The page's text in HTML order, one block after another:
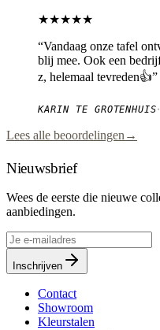
★★★★★
“Vandaag onze tafel
blij mee. Ook een
z, helemaal tevreden👍”
KARIN TE GROTENHUIS
Lees alle beoordelingen→
Nieuwsbrief
Wees de eerste die nieuwe
aanbiedingen.
Inschrijven
Contact
Showroom
Kleurstalen